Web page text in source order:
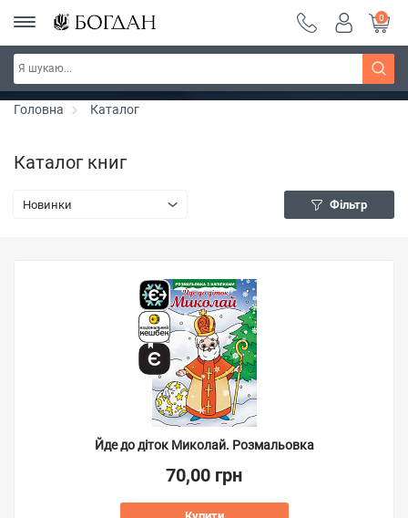
РОЗПРОДАЖ ~ 150 грн ~ 200 грн ~ 250 грн ~
300 грн ~ РОЗПРОДАЖ
Дізнатись більше
0
Головна Каталог
Каталог книг
Новинки Фільтр
Йде до діток Миколай. Розмальовка
70,00 грн